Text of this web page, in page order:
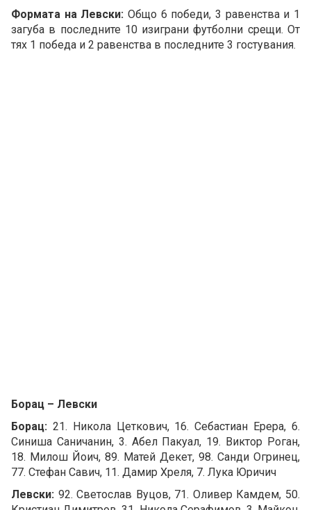
Формата на Левски: Общо 6 победи, 3 равенства и 1
загуба в последните 10 изиграни футболни срещи. От
тях 1 победа и 2 равенства в последните 3 гостувания.
Борац – Левски
Борац: 21. Никола Цеткович, 16. Себастиан Ерера, 6.
Синиша Саничанин, 3. Абел Пакуал, 19. Виктор Роган,
18. Милош Йоич, 89. Матей Декет, 98. Санди Огринец,
77. Стефан Савич, 11. Дамир Хреля, 7. Лука Юричич
Левски: 92. Светослав Вуцов, 71. Оливер Камдем, 50.